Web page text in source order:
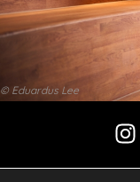
© Eduardus Lee